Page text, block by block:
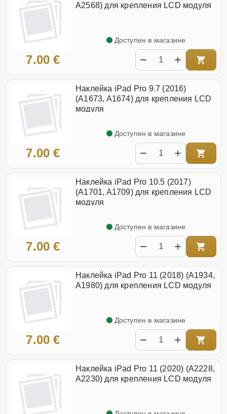
A2568) для крепления LCD модуля
7.00 €
Доступен в магазине
Наклейка iPad Pro 9.7 (2016)
(A1673, A1674) для крепления LCD
модуля
7.00 €
Доступен в магазине
Наклейка iPad Pro 10.5 (2017)
(A1701, A1709) для крепления LCD
модуля
7.00 €
Доступен в магазине
Наклейка iPad Pro 11 (2018) (A1934,
A1980) для крепления LCD модуля
7.00 €
Доступен в магазине
Наклейка iPad Pro 11 (2020) (A2228,
A2230) для крепления LCD модуля